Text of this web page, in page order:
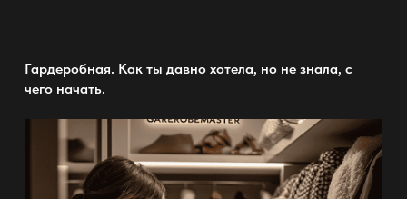
Гардеробная. Как ты давно хотела, но не знала, с
чего начать.